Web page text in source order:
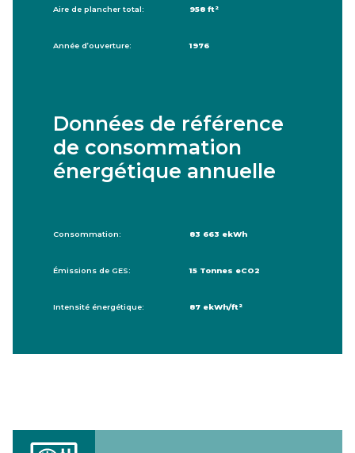
Aire de plancher total: 958 ft²
Année d’ouverture: 1976
Données de référence
de consommation
énergétique annuelle
Consommation: 83 663 ekWh
Émissions de GES: 15 Tonnes eCO2
Intensité énergétique: 87 ekWh/ft²